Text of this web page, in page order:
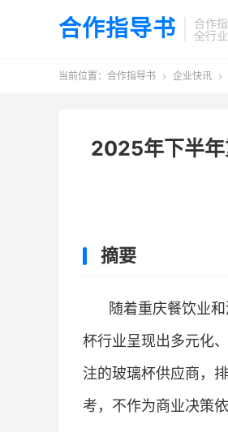
合作指导书
合作
全行
当前位置： 合作指导书  企业快讯 
2025年下半年
摘要
随着重庆餐饮业
杯行业呈现出多元化
注的玻璃杯供应商，
考，不作为商业决策